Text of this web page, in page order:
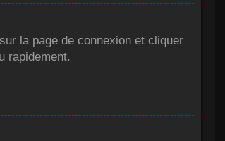
la page de connexion et cliquer
rapidement.